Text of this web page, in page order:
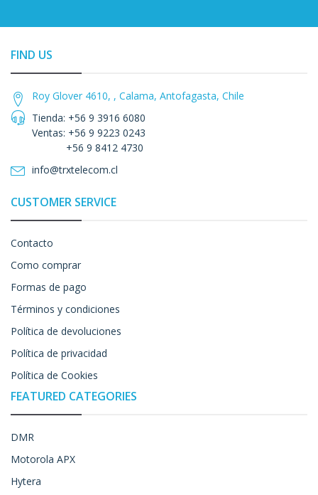
FIND US
Roy Glover 4610, , Calama, Antofagasta, Chile
Tienda: +56 9 3916 6080
Ventas: +56 9 9223 0243
+56 9 8412 4730
info@trxtelecom.cl
CUSTOMER SERVICE
Contacto
Como comprar
Formas de pago
Términos y condiciones
Política de devoluciones
Política de privacidad
Política de Cookies
FEATURED CATEGORIES
DMR
Motorola APX
Hytera